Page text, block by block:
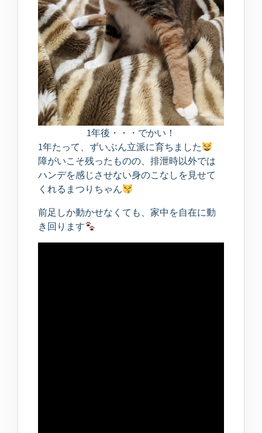
1年後・・・でかい！
1年たって、ずいぶん立派に育ちました
障がいこそ残ったものの、排泄時以外では
ハンデを感じさせない身のこなしを見せて
くれるまつりちゃん
前足しか動かせなくても、家中を自在に動
き回ります